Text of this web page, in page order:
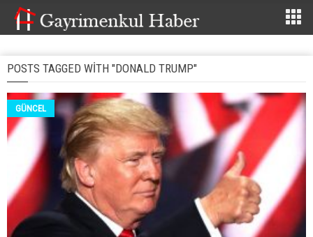
POSTS TAGGED WITH "DONALD TRUMP"
GÜNCEL